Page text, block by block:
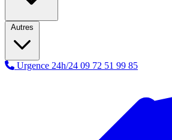
Autres
Urgence 24h/24 09 72 51 99 85